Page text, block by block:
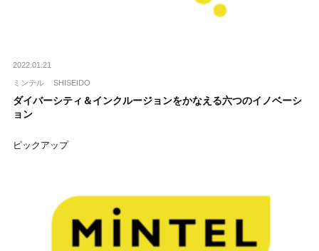
2022.01.21
ミンテル SHISEIDO
ダイバーシティ＆インクルージョンをかなえる六つのイノベーシ
ョン
ピックアップ